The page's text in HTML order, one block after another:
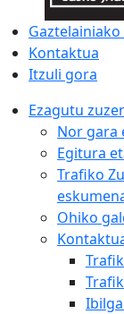
Kontaktua
Itzuli gora
Ezagutu
Nor gara
Egitura
Trafiko
Ohiko